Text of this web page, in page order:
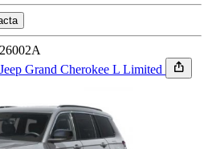
Grand Cherokee L Limited